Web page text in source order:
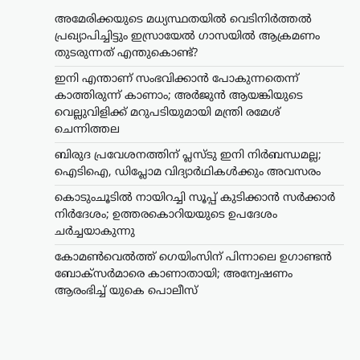
അമേരിക്കയുടെ മധ്യസ്ഥതയിൽ വെടിനിർത്തൽ
പ്രഖ്യാപിച്ചിട്ടും ഇസ്രായേൽ ഗാസയിൽ ആക്രമണം
തുടരുന്നത് എന്തുകൊണ്ട്?
ഇനി എന്താണ് സംഭവിക്കാൻ പോകുന്നതെന്ന്
കാത്തിരുന്ന് കാണാം; അർജുൻ ആയങ്കിയുടെ
വെല്ലുവിളിക്ക് മറുപടിയുമായി മന്ത്രി രമേശ്
ചെന്നിത്തല
ബിരുദ പ്രവേശനത്തിന് പ്ലസ്ടു ഇനി നിർബന്ധമല്ല;
ഐടിഐ, ഡിപ്ലോമ വിദ്യാർഥികൾക്കും അവസരം
കൊടുംചൂടിൽ നായിറച്ചി സൂപ്പ് കുടിക്കാൻ സർക്കാർ
നിർദേശം; ഉത്തരകൊറിയയുടെ ഉപദേശം
ചർച്ചയാകുന്നു
കോമൺവെൽത്ത് ഗെയിംസിന് പിന്നാലെ ഉഗാണ്ടൻ
ബോക്സർമാരെ കാണാതായി; അന്വേഷണം
ആരംഭിച്ച് യുകെ പൊലീസ്
കായികം
കോമൺവെൽത്ത്
ഗെയിംസിന് പിന്നാലെ
ഉഗാണ്ടൻ